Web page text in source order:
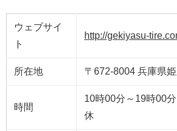
ウェブサイ
ト
http://gekiyasu-
所在地 〒672-8004 兵庫県
時間
10時00分～19時00
休